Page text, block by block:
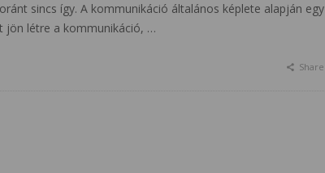
sincs így. A kommunikáció általános képlete alapján egy
jön létre a kommunikáció, …
Share